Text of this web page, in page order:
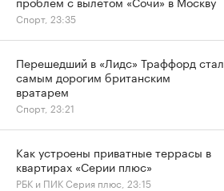
Спорт, 23:35
Перешедший в «Лидс» Траффорд стал
самым дорогим британским
вратарем
Спорт, 23:21
Как устроены приватные террасы в
квартирах «Серии плюс»
РБК и ПИК Серия плюс, 23:15